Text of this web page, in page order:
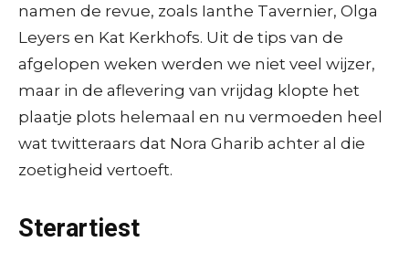
namen de revue, zoals Ianthe Tavernier, Olga
Leyers en Kat Kerkhofs. Uit de tips van de
afgelopen weken werden we niet veel wijzer,
maar in de aflevering van vrijdag klopte het
plaatje plots helemaal en nu vermoeden heel
wat twitteraars dat Nora Gharib achter al die
zoetigheid vertoeft.
Sterartiest